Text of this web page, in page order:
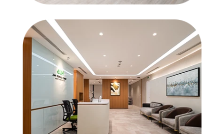
その他
NGÀY DỰ ĐỊNH ĐẾN KHÁM
Nguyện vọng 1 :